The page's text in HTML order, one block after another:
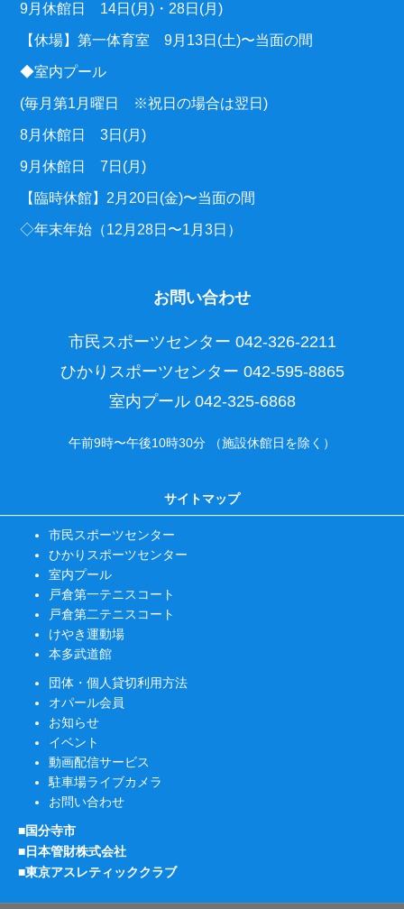
9月休館日 14日(月)・28日(月)
【休場】第一体育室 9月13日(土)〜当面の間
◆室内プール
(毎月第1月曜日 ※祝日の場合は翌日)
8月休館日 3日(月)
9月休館日 7日(月)
【臨時休館】2月20日(金)〜当面の間
◇年末年始（12月28日〜1月3日）
お問い合わせ
市民スポーツセンター 042-326-2211
ひかりスポーツセンター 042-595-8865
室内プール 042-325-6868
午前9時〜午後10時30分 （施設休館日を除く）
サイトマップ
市民スポーツセンター
ひかりスポーツセンター
室内プール
戸倉第一テニスコート
戸倉第二テニスコート
けやき運動場
本多武道館
団体・個人貸切利用方法
オパール会員
お知らせ
イベント
動画配信サービス
駐車場ライブカメラ
お問い合わせ
■国分寺市
■日本管財株式会社
■東京アスレティッククラブ